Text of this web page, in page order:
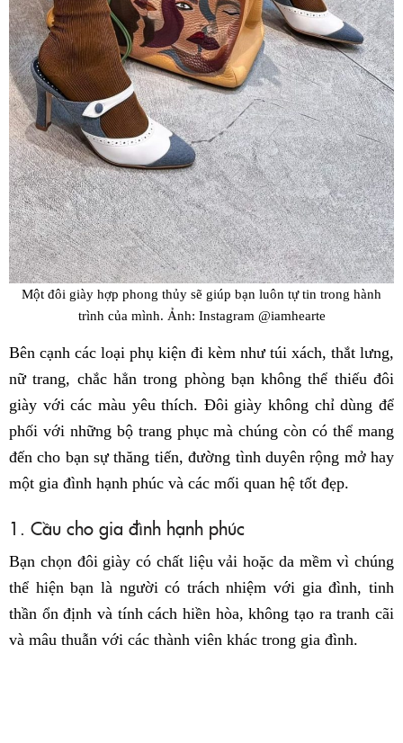
Một đôi giày hợp phong thủy sẽ giúp bạn luôn tự tin trong hành
trình của mình. Ảnh: Instagram @iamhearte
Bên cạnh các loại phụ kiện đi kèm như túi xách, thắt lưng,
nữ trang, chắc hẳn trong phòng bạn không thể thiếu đôi
giày với các màu yêu thích. Đôi giày không chỉ dùng để
phối với những bộ trang phục mà chúng còn có thể mang
đến cho bạn sự thăng tiến, đường tình duyên rộng mở hay
một gia đình hạnh phúc và các mối quan hệ tốt đẹp.
1. Cầu cho gia đình hạnh phúc
Bạn chọn đôi giày có chất liệu vải hoặc da mềm vì chúng
thể hiện bạn là người có trách nhiệm với gia đình, tinh
thần ổn định và tính cách hiền hòa, không tạo ra tranh cãi
và mâu thuẫn với các thành viên khác trong gia đình.